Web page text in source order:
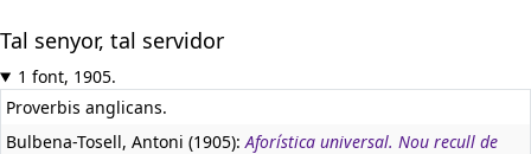
Tal senyor, tal servidor
1 font, 1905.
Proverbis anglicans.
Bulbena-Tosell, Antoni (1905):Aforística universal. Nou recull de